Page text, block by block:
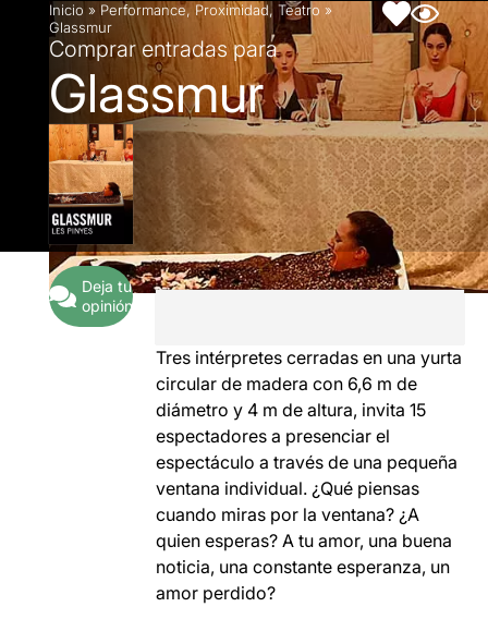
Inicio » Performance, Proximidad, Teatro »
Glassmur
Comprar entradas para
Glassmur
Deja tu
opinión
Tres intérpretes cerradas en una yurta
circular de madera con 6,6 m de
diámetro y 4 m de altura, invita 15
espectadores a presenciar el
espectáculo a través de una pequeña
ventana individual. ¿Qué piensas
cuando miras por la ventana? ¿A
quien esperas? A tu amor, una buena
noticia, una constante esperanza, un
amor perdido?